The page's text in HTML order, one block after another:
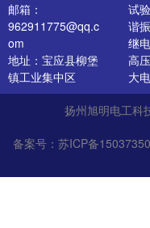
邮箱：
962911775@qq.c
om
地址：宝应县柳堡
镇工业集中区
试
谐
继
高
大
开
高
介
直
绝
扬州旭明电工科
备案号：苏ICP备